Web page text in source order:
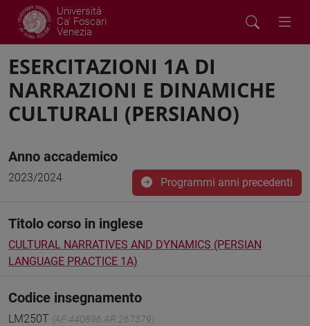
Università
Ca' Foscari
Venezia
ESERCITAZIONI 1A DI
NARRAZIONI E DINAMICHE
CULTURALI (PERSIANO)
Anno accademico
2023/2024 Programmi anni precedenti
Titolo corso in inglese
CULTURAL NARRATIVES AND DYNAMICS (PERSIAN
LANGUAGE PRACTICE 1A)
Codice insegnamento
LM250T (AF:440896 AR:267379)